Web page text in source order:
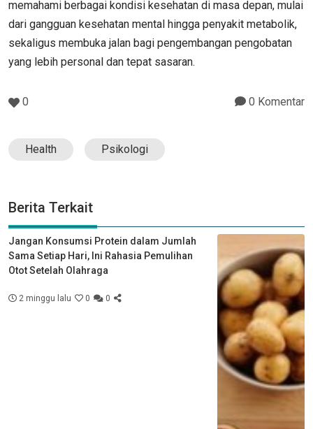
memahami berbagai kondisi kesehatan di masa depan, mulai
dari gangguan kesehatan mental hingga penyakit metabolik,
sekaligus membuka jalan bagi pengembangan pengobatan
yang lebih personal dan tepat sasaran.
0 0 Komentar
Health Psikologi
Berita Terkait
Jangan Konsumsi Protein dalam Jumlah
Sama Setiap Hari, Ini Rahasia Pemulihan
Otot Setelah Olahraga
2 minggu lalu 0 0